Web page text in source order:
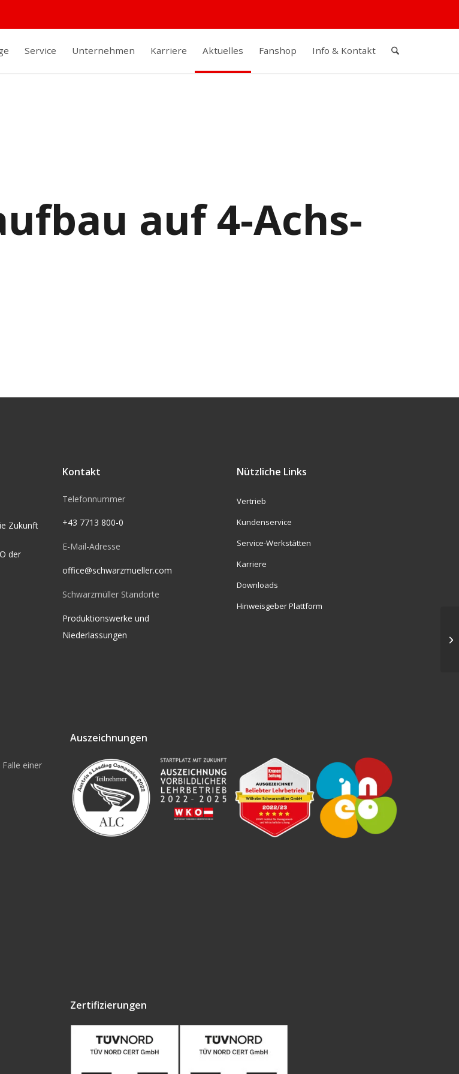
Service Unternehmen Karriere Aktuelles Fanshop Info & Kontakt
auf 4-Achs-
Zukunft
der
Kontakt
Telefonnummer
+43 7713 800-0
E-Mail-Adresse
office@schwarzmueller.com
Schwarzmüller Standorte
Produktionswerke und
Niederlassungen
Nützliche Links
Vertrieb
Kundenservice
Service-Werkstätten
Karriere
Downloads
Hinweisgeber Plattform
einer
Auszeichnungen
Zertifizierungen